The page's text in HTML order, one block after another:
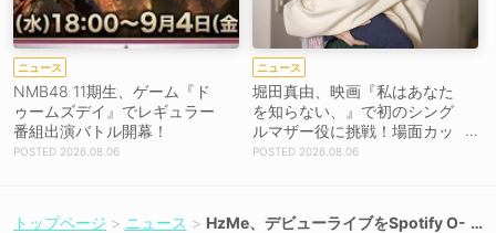
ニュース
NMB48 11期生、ゲーム『ド
ゥームズデイ』でレギュラー
番組出演バトル開幕！
2026.08.06
ニュース
堀田真由、映画『私はあなた
を知らない、』で初のシング
ルマザー役に挑戦！場面カッ
トを解禁！【コメントあり】
2026.08.06
トップページ ニュース
HzMe、デビューライブをSpotify O-